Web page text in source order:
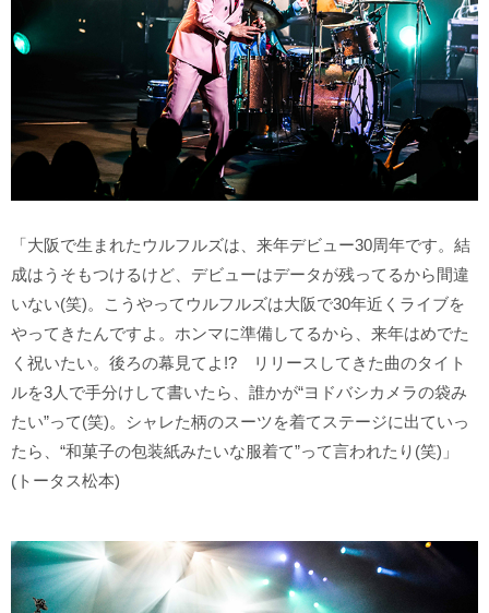
「大阪で生まれたウルフルズは、来年デビュー30周年です。結
成はうそもつけるけど、デビューはデータが残ってるから間違
いない(笑)。こうやってウルフルズは大阪で30年近くライブを
やってきたんですよ。ホンマに準備してるから、来年はめでた
く祝いたい。後ろの幕見てよ!? リリースしてきた曲のタイト
ルを3人で手分けして書いたら、誰かが“ヨドバシカメラの袋み
たい”って(笑)。シャレた柄のスーツを着てステージに出ていっ
たら、“和菓子の包装紙みたいな服着て”って言われたり(笑)」
(トータス松本)